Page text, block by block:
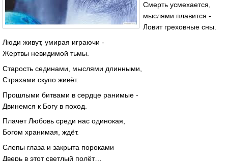
Смерть усмехается,
мыслями плавится -
Ловит греховные сны.
Люди живут, умирая играючи -
Жертвы невидимой тьмы.
Старость сединами, мыслями длинными,
Страхами скупо живёт.
Прошлыми битвами в сердце ранимые -
Двинемся к Богу в поход.
Плачет Любовь среди нас одинокая,
Богом хранимая, ждёт.
Слепы глаза и закрыта пороками
Дверь в этот светлый полёт…